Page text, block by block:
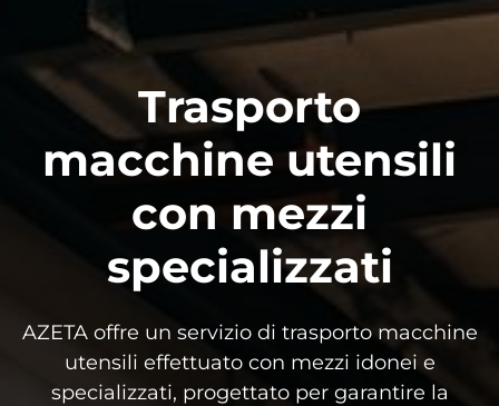
Trasporto
macchine utensili
con mezzi
specializzati
AZETA offre un servizio di trasporto macchine
utensili effettuato con mezzi idonei e
specializzati, progettato per garantire la